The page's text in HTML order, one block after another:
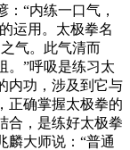
“内练一口气，
运用。太极拳名
气。此气清而
。”呼吸是练习太
内功，涉及到它与
正确掌握太极拳的
合，是练好太极拳
麟大师说：“普通